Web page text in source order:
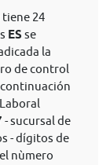
tiene 24
ES se
la
de control
- sucursal de
- dígitos de
nùmero